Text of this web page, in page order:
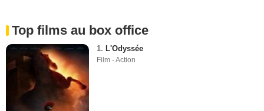
Top films au box office
1. L'Odyssée
Film - Action